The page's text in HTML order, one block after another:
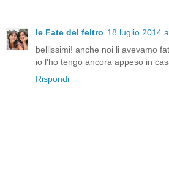
le Fate del feltro 18 luglio 2014
bellissimi! anche noi li avevamo
io l'ho tengo ancora appeso in
Rispondi